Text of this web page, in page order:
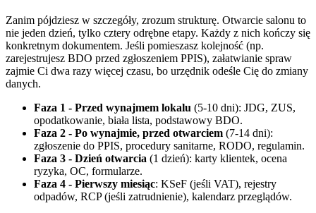
Zanim pójdziesz w szczegóły, zrozum strukturę. Otwarcie salonu to
nie jeden dzień, tylko cztery odrębne etapy. Każdy z nich kończy się
konkretnym dokumentem. Jeśli pomieszasz kolejność (np.
zarejestrujesz BDO przed zgłoszeniem PPIS), załatwianie spraw
zajmie Ci dwa razy więcej czasu, bo urzędnik odeśle Cię do zmiany
danych.
Faza 1 - Przed wynajmem lokalu (5-10 dni): JDG, ZUS,
opodatkowanie, biała lista, podstawowy BDO.
Faza 2 - Po wynajmie, przed otwarciem (7-14 dni):
zgłoszenie do PPIS, procedury sanitarne, RODO, regulamin.
Faza 3 - Dzień otwarcia (1 dzień): karty klientek, ocena
ryzyka, OC, formularze.
Faza 4 - Pierwszy miesiąc: KSeF (jeśli VAT), rejestry
odpadów, RCP (jeśli zatrudnienie), kalendarz przeglądów.